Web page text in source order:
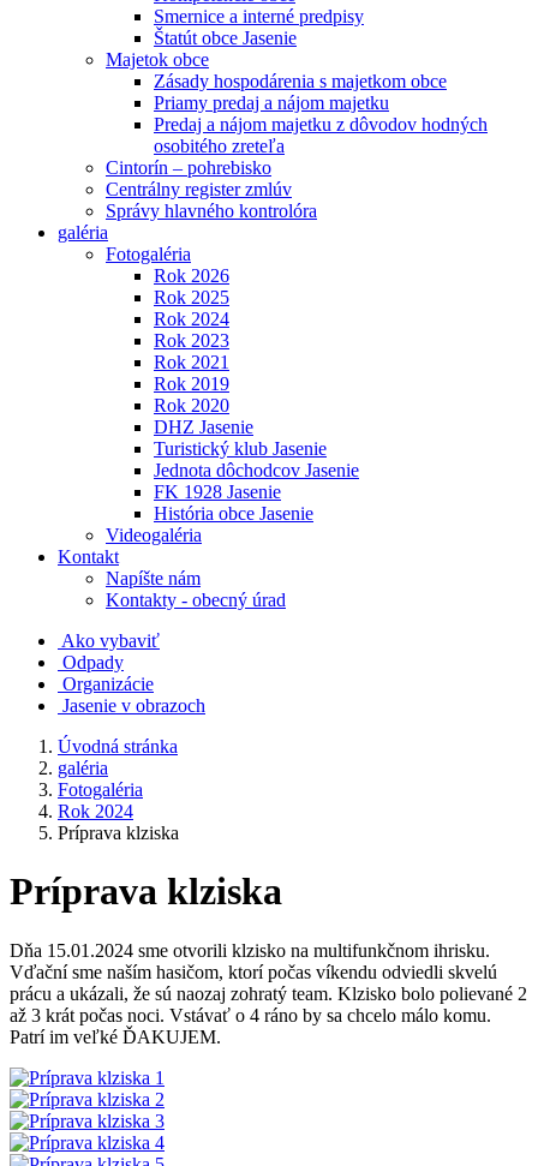
Smernice a interné predpisy
Štatút obce Jasenie
Majetok obce
Zásady hospodárenia s majetkom obce
Priamy predaj a nájom majetku
Predaj a nájom majetku z dôvodov hodných
osobitého zreteľa
Cintorín – pohrebisko
Centrálny register zmlúv
Správy hlavného kontrolóra
galéria
Fotogaléria
Rok 2026
Rok 2025
Rok 2024
Rok 2023
Rok 2021
Rok 2019
Rok 2020
DHZ Jasenie
Turistický klub Jasenie
Jednota dôchodcov Jasenie
FK 1928 Jasenie
História obce Jasenie
Videogaléria
Kontakt
Napíšte nám
Kontakty - obecný úrad
Ako vybaviť
Odpady
Organizácie
Jasenie v obrazoch
Úvodná stránka
galéria
Fotogaléria
Rok 2024
Príprava klziska
Príprava klziska
Dňa 15.01.2024 sme otvorili klzisko na multifunkčnom ihrisku.
Vďační sme naším hasičom, ktorí počas víkendu odviedli skvelú
prácu a ukázali, že sú naozaj zohratý team. Klzisko bolo polievané 2
až 3 krát počas noci. Vstávať o 4 ráno by sa chcelo málo komu.
Patrí im veľké ĎAKUJEM.